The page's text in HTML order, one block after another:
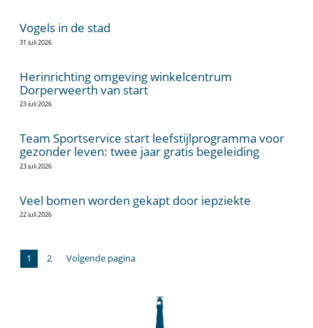
Vogels in de stad
31 juli 2026
Herinrichting omgeving winkelcentrum
Dorperweerth van start
23 juli 2026
Team Sportservice start leefstijlprogramma voor
gezonder leven: twee jaar gratis begeleiding
23 juli 2026
Veel bomen worden gekapt door iepziekte
22 juli 2026
1 2 Volgende pagina